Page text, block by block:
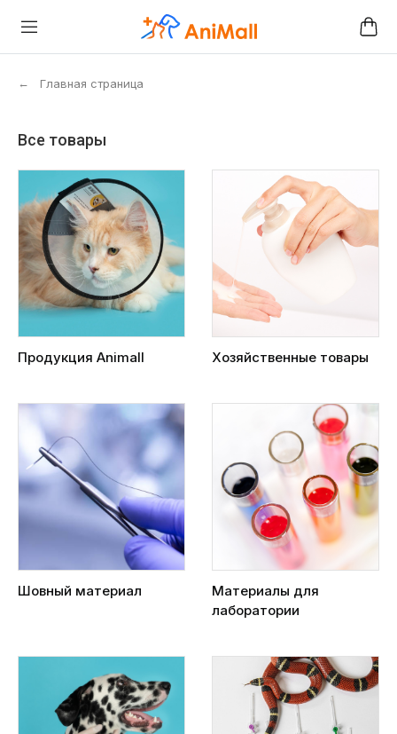
← Главная страница
Все товары
Продукция Animall Хозяйственные товары
Шовный материал
Материалы для
лаборатории